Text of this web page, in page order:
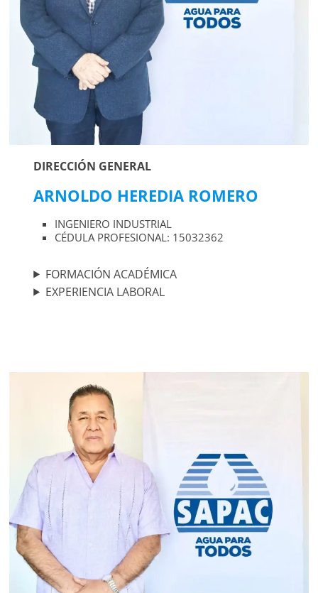
Agua
Potable
Alcantarillado
Municipio
Cuernavaca
DIRECCIÓN GENERAL
ARNOLDO HEREDIA ROMERO
INGENIERO INDUSTRIAL
CÉDULA PROFESIONAL: 15032362
FORMACIÓN ACADÉMICA
EXPERIENCIA LABORAL